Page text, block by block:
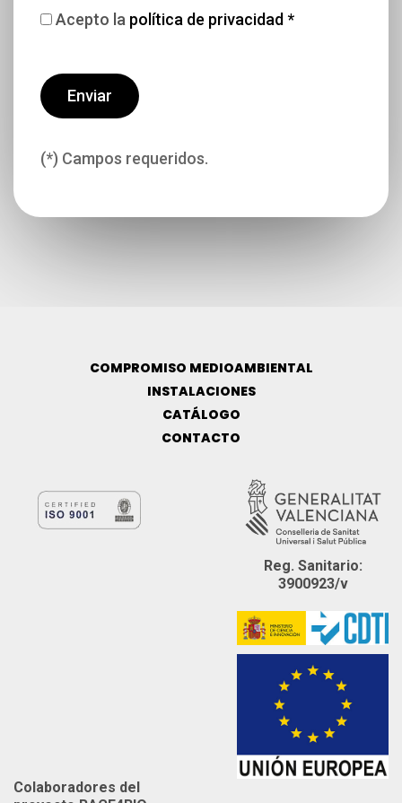
Acepto la política de privacidad *
(*) Campos requeridos.
COMPROMISO MEDIOAMBIENTAL
INSTALACIONES
CATÁLOGO
CONTACTO
Reg. Sanitario:
3900923/v
Colaboradores del